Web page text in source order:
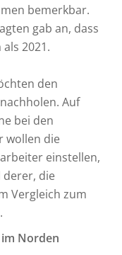
bemerkbar.
gab an, dass
2021.
den
Auf
bei den
wollen die
einstellen,
derer, die
Vergleich zum
Norden